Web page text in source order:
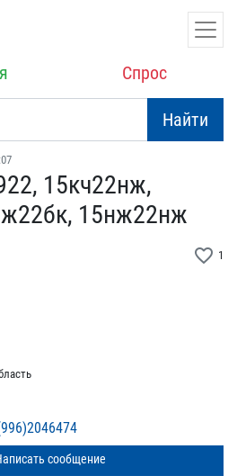
Спрос
Найти
15кч22​нж,
​15нж22нж
favorite_border 1
сообщение